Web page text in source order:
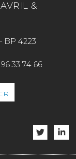
&
BP 4223
33 74 66